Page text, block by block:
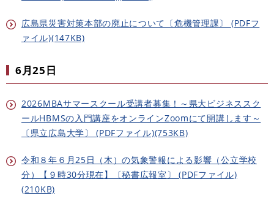
広島県災害対策本部の廃止について〔危機管理課〕 (PDFフ
ァイル)(147KB)
6月25日
2026MBAサマースクール受講者募集！～県大ビジネススク
ールHBMSの入門講座をオンラインZoomにて開講します～
〔県立広島大学〕 (PDFファイル)(753KB)
令和８年６月25日（木）の気象警報による影響（公立学校
分）【９時30分現在】〔秘書広報室〕 (PDFファイル)
(210KB)